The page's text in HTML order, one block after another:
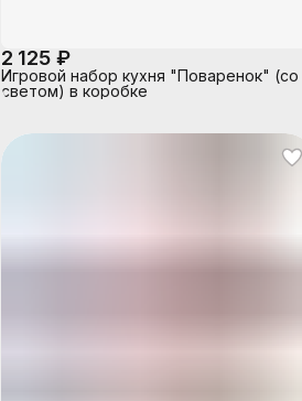
2 125 ₽
Игровой набор кухня "Поваренок" (со
светом) в коробке